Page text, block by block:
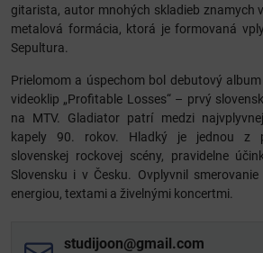
gitarista, autor mnohých skladieb znamych
metalová formácia, ktorá je formovaná
Sepultura.
Prielomom a úspechom bol debutový album
videoklip „Profitable Losses“ – prvý
na MTV. Gladiator patrí medzi
kapely 90. rokov. Hladký je jednou z
slovenskej rockovej scény, pravidelne
Slovensku i v Česku. Ovplyvnil
energiou, textami a živelnými koncertmi.
studijoon​@gmail​.com